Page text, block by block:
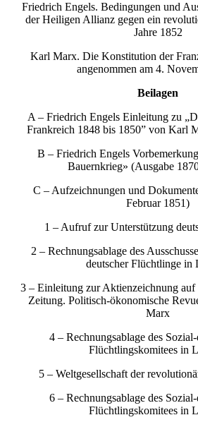
Friedrich Engels. Bedingungen und
der Heiligen Allianz gegen ein
Jahre 1852
Karl Marx. Die Konstitution der
angenommen am 4.
Beilagen
A – Friedrich Engels Einleitung zu
Frankreich 1848 bis 1850” von Karl
B – Friedrich Engels
Bauernkrieg» (Ausgabe
C – Aufzeichnungen und
Februar 1851)
1 – Aufruf zur Unterstützung
2 – Rechnungsablage des
deutscher Flüchtlinge in
3 – Einleitung zur Aktienzeichnung auf
Zeitung. Politisch-ökonomische
Marx
4 – Rechnungsablage des
Flüchtlingskomitees in
5 – Weltgesellschaft der
6 – Rechnungsablage des
Flüchtlingskomitees in